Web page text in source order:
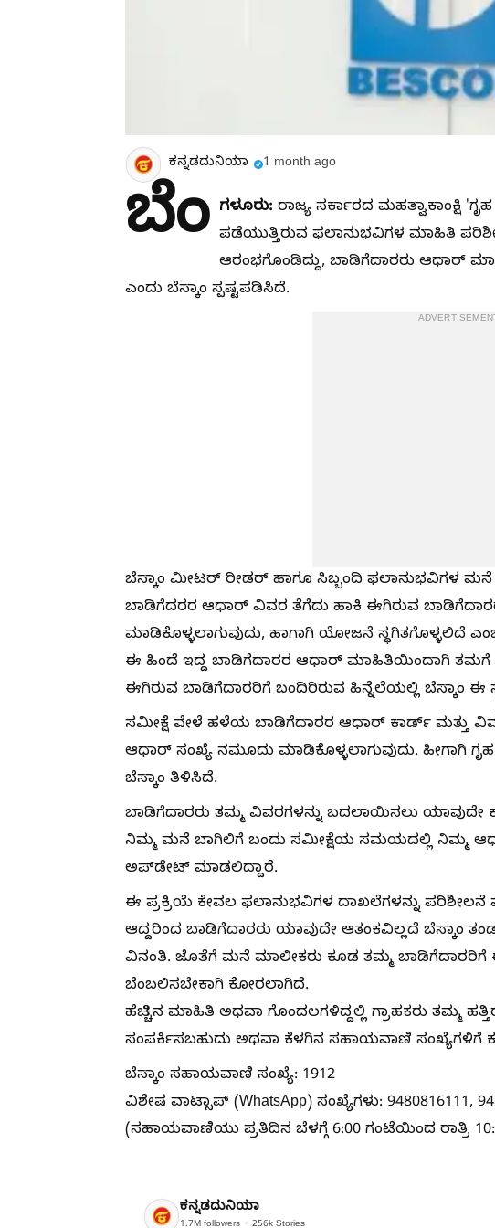
ಕನ್ನಡದುನಿಯಾ 1 month ago
ಬೆಂ ಗಳೂರು: ರಾಜ್ಯ ಸರ್ಕಾರದ
ಪಡೆಯುತ್ತಿರುವ ಫಲಾನುಭವಿಗಳ ಮಾಹಿತಿ
ಆರಂಭಗೊಂಡಿದ್ದು, ಬಾಡಿಗೆದಾರರು ಆಧಾರ್
ಎಂದು ಬೆಸ್ಕಾಂ ಸ್ಪಷ್ಟಪಡಿಸಿದೆ.
ಬೆಸ್ಕಾಂ ಮೀಟರ್ ರೀಡರ್ ಹಾಗೂ ಸಿಬ್ಬಂದಿ ಫಲಾನುಭವಿಗಳ
ಬಾಡಿಗೆದರರ ಆಧಾರ್ ವಿವರ ತೆಗೆದು ಹಾಕಿ ಈಗಿರುವ
ಮಾಡಿಕೊಳ್ಳಲಾಗುವುದು, ಹಾಗಾಗಿ ಯೋಜನೆ ಸ್ಥಗಿತಗೊಳ್ಳಲಿದೆ
ಈ ಹಿಂದೆ ಇದ್ದ ಬಾಡಿಗೆದಾರರ ಆಧಾರ್ ಮಾಹಿತಿಯಿಂದಾಗಿ ತಮಗೆ
ಈಗಿರುವ ಬಾಡಿಗೆದಾರರಿಗೆ ಬಂದಿರಿರುವ ಹಿನ್ನೆಲೆಯಲ್ಲಿ ಬೆಸ್ಕಾಂ ಈ
ಸಮೀಕ್ಷೆ ವೇಳೆ ಹಳೆಯ ಬಾಡಿಗೆದಾರರ ಆಧಾರ್ ಕಾರ್ಡ್ ಮತ್ತು
ಆಧಾರ್ ಸಂಖ್ಯೆ ನಮೂದು ಮಾಡಿಕೊಳ್ಳಲಾಗುವುದು. ಹೀಗಾಗಿ
ಬೆಸ್ಕಾಂ ತಿಳಿಸಿದೆ.
ಬಾಡಿಗೆದಾರರು ತಮ್ಮ ವಿವರಗಳನ್ನು ಬದಲಾಯಿಸಲು ಯಾವುದೇ
ನಿಮ್ಮ ಮನೆ ಬಾಗಿಲಿಗೆ ಬಂದು ಸಮೀಕ್ಷೆಯ ಸಮಯದಲ್ಲಿ ನಿಮ್ಮ
ಅಪ್‌ಡೇಟ್ ಮಾಡಲಿದ್ದಾರೆ.
ಈ ಪ್ರಕ್ರಿಯೆ ಕೇವಲ ಫಲಾನುಭವಿಗಳ ದಾಖಲೆಗಳನ್ನು ಪರಿಶೀಲನೆ
ಆದ್ದರಿಂದ ಬಾಡಿಗೆದಾರರು ಯಾವುದೇ ಆತಂಕವಿಲ್ಲದೆ ಬೆಸ್ಕಾಂ
ವಿನಂತಿ. ಜೊತೆಗೆ ಮನೆ ಮಾಲೀಕರು ಕೂಡ ತಮ್ಮ ಬಾಡಿಗೆದಾರರಿಗೆ
ಬೆಂಬಲಿಸಬೇಕಾಗಿ ಕೋರಲಾಗಿದೆ.
ಹೆಚ್ಚಿನ ಮಾಹಿತಿ ಅಥವಾ ಗೊಂದಲಗಳಿದ್ದಲ್ಲಿ ಗ್ರಾಹಕರು ತಮ್ಮ
ಸಂಪರ್ಕಿಸಬಹುದು ಅಥವಾ ಕೆಳಗಿನ ಸಹಾಯವಾಣಿ ಸಂಖ್ಯೆಗಳಿಗೆ
ಬೆಸ್ಕಾಂ ಸಹಾಯವಾಣಿ ಸಂಖ್ಯೆ: 1912
ವಿಶೇಷ ವಾಟ್ಸಾಪ್ (WhatsApp) ಸಂಖ್ಯೆಗಳು: 9480816111,
(ಸಹಾಯವಾಣಿಯು ಪ್ರತಿದಿನ ಬೆಳಗ್ಗೆ 6:00 ಗಂಟೆಯಿಂದ ರಾತ್ರಿ
ಕನ್ನಡದುನಿಯಾ
1.7M followers 256k Stories